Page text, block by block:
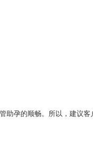
孕的顺畅。所以，建议